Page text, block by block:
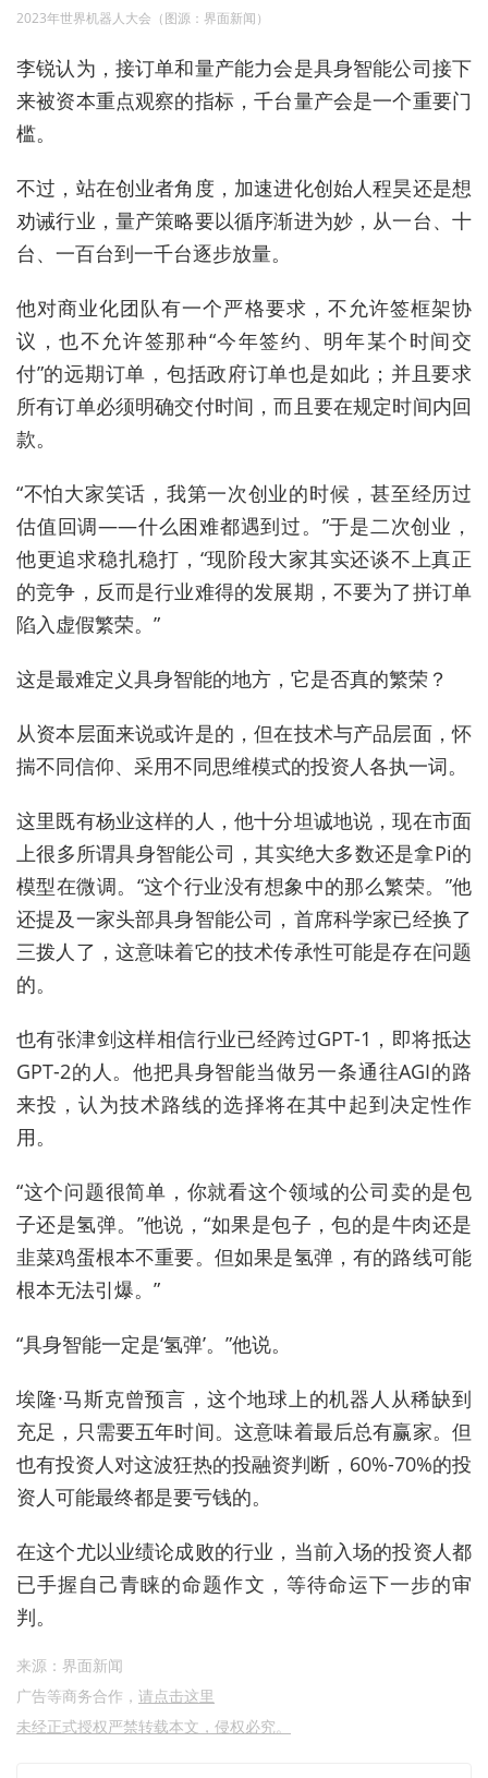
2023年世界机器人大会（图源：界面新闻）
李锐认为，接订单和量产能力会是具身智能公司接下
来被资本重点观察的指标，千台量产会是一个重要门
槛。
不过，站在创业者角度，加速进化创始人程昊还是想
劝诫行业，量产策略要以循序渐进为妙，从一台、十
台、一百台到一千台逐步放量。
他对商业化团队有一个严格要求，不允许签框架协
议，也不允许签那种“今年签约、明年某个时间交
付”的远期订单，包括政府订单也是如此；并且要求
所有订单必须明确交付时间，而且要在规定时间内回
款。
“不怕大家笑话，我第一次创业的时候，甚至经历过
估值回调——什么困难都遇到过。”于是二次创业，
他更追求稳扎稳打，“现阶段大家其实还谈不上真正
的竞争，反而是行业难得的发展期，不要为了拼订单
陷入虚假繁荣。”
这是最难定义具身智能的地方，它是否真的繁荣？
从资本层面来说或许是的，但在技术与产品层面，怀
揣不同信仰、采用不同思维模式的投资人各执一词。
这里既有杨业这样的人，他十分坦诚地说，现在市面
上很多所谓具身智能公司，其实绝大多数还是拿Pi的
模型在微调。“这个行业没有想象中的那么繁荣。”他
还提及一家头部具身智能公司，首席科学家已经换了
三拨人了，这意味着它的技术传承性可能是存在问题
的。
也有张津剑这样相信行业已经跨过GPT-1，即将抵达
GPT-2的人。他把具身智能当做另一条通往AGI的路
来投，认为技术路线的选择将在其中起到决定性作
用。
“这个问题很简单，你就看这个领域的公司卖的是包
子还是氢弹。”他说，“如果是包子，包的是牛肉还是
韭菜鸡蛋根本不重要。但如果是氢弹，有的路线可能
根本无法引爆。”
“具身智能一定是‘氢弹’。”他说。
埃隆·马斯克曾预言，这个地球上的机器人从稀缺到
充足，只需要五年时间。这意味着最后总有赢家。但
也有投资人对这波狂热的投融资判断，60%-70%的投
资人可能最终都是要亏钱的。
在这个尤以业绩论成败的行业，当前入场的投资人都
已手握自己青睐的命题作文，等待命运下一步的审
判。
来源：界面新闻
广告等商务合作， 请点击这里
未经正式授权严禁转载本文，侵权必究。